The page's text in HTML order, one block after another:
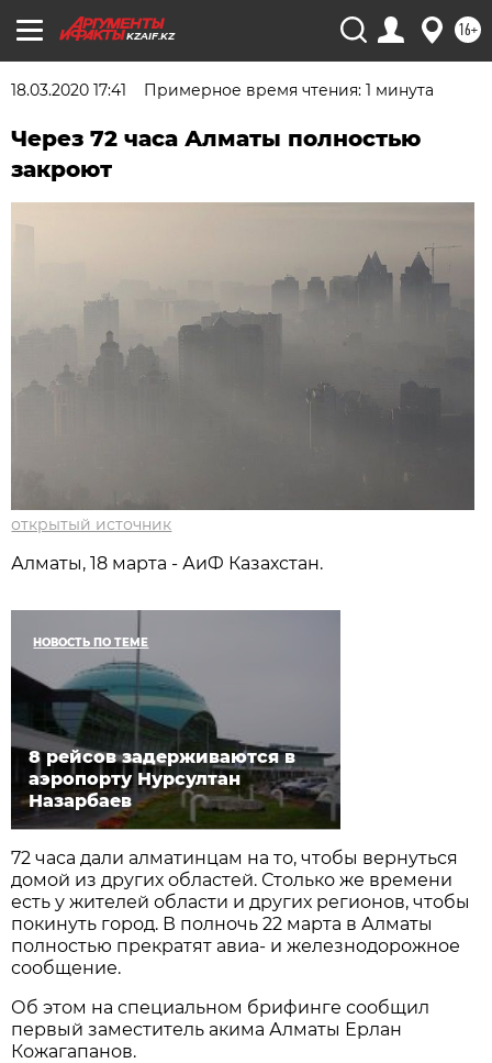
KZAIF.KZ 16+
18.03.2020 17:41 Примерное время чтения: 1 минута
Через 72 часа Алматы полностью
закроют
открытый источник
Алматы, 18 марта - АиФ Казахстан.
НОВОСТЬ ПО ТЕМЕ
8 рейсов задерживаются в
аэропорту Нурсултан
Назарбаев
72 часа дали алматинцам на то, чтобы вернуться
домой из других областей. Столько же времени
есть у жителей области и других регионов, чтобы
покинуть город. В полночь 22 марта в Алматы
полностью прекратят авиа- и железнодорожное
сообщение.
Об этом на специальном брифинге сообщил
первый заместитель акима Алматы Ерлан
Кожагапанов.